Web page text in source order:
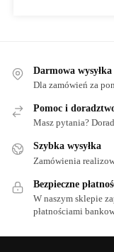
Darmowa wysyłka
Dla zamówień za
Pomoc i
Masz pytania?
Szybka wysyłka
Zamówienia
Bezpieczne
W naszym sklepie
płatnościami